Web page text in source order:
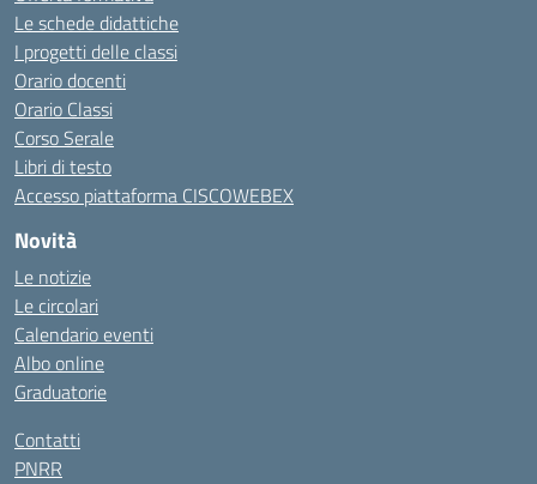
Le schede didattiche
I progetti delle classi
Orario docenti
Orario Classi
Corso Serale
Libri di testo
Accesso piattaforma CISCOWEBEX
Novità
Le notizie
Le circolari
Calendario eventi
Albo online
Graduatorie
Contatti
PNRR